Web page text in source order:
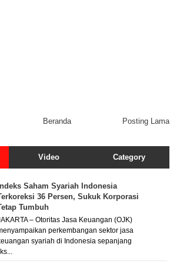
Posting Lama
Beranda
Video Category
Indeks Saham Syariah Indonesia
36 Persen, Sukuk Korporasi
Tumbuh
– Otoritas Jasa Keuangan (OJK)
perkembangan sektor jasa
syariah di Indonesia sepanjang